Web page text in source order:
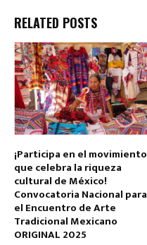
RELATED POSTS
¡Participa en el movimiento
que celebra la riqueza
cultural de México!
Convocatoria Nacional para
el Encuentro de Arte
Tradicional Mexicano
ORIGINAL 2025